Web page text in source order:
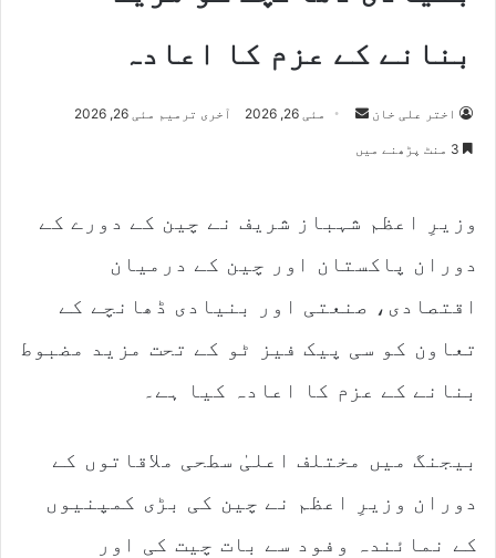
بنانے کے عزم کا اعادہ
اختر علی خان
Send مئی 26, 2026 آخری ترمیم مئی 26, 2026
وزیرِ اعظم شہباز شریف نے چین کے دورے کے
دوران پاکستان اور چین کے درمیان
اقتصادی، صنعتی اور بنیادی ڈھانچے کے
تعاون کو سی پیک فیز ٹو کے تحت مزید مضبوط
بنانے کے عزم کا اعادہ کیا ہے۔
بیجنگ میں مختلف اعلیٰ سطحی ملاقاتوں کے
دوران وزیرِ اعظم نے چین کی بڑی کمپنیوں
کے نمائندہ وفود سے بات چیت کی اور